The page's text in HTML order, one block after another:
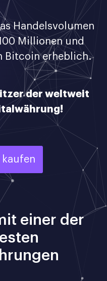
Handelsvolumen
Millionen und
Bitcoin erheblich.
der weltweit
kaufen
einer der